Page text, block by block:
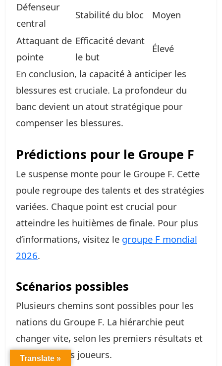
Défenseur
central
Stabilité du bloc Moyen
Attaquant de
pointe
Efficacité devant
le but
Élevé
En conclusion, la capacité à anticiper les
blessures est cruciale. La profondeur du
banc devient un atout stratégique pour
compenser les blessures.
Prédictions pour le Groupe F
Le suspense monte pour le Groupe F. Cette
poule regroupe des talents et des stratégies
variées. Chaque point est crucial pour
atteindre les huitièmes de finale. Pour plus
d’informations, visitez le groupe F mondial
2026.
Scénarios possibles
Plusieurs chemins sont possibles pour les
nations du Groupe F. La hiérarchie peut
changer vite, selon les premiers résultats et
la gestion des joueurs.
Translate »